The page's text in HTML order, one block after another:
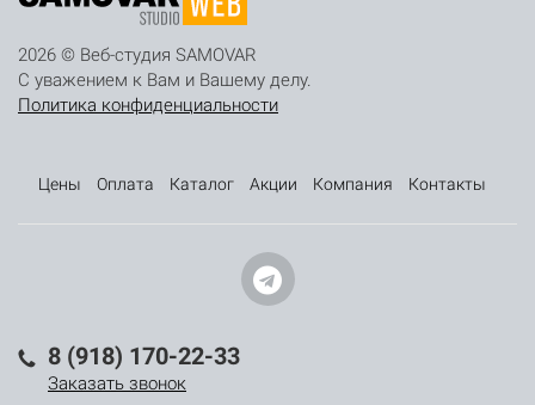
2026 © Веб-студия SAMOVAR
С уважением к Вам и Вашему делу.
Политика конфиденциальности
Цены Оплата Каталог Акции Компания Контакты
8 (918) 170-22-33
Заказать звонок